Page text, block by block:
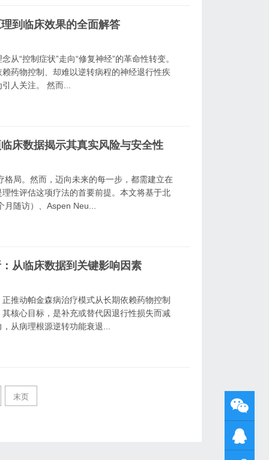
到临床效果的全面解答
“控制症状”走向“修复神经”的革命性转变。
药物控制、却难以逆转病程的神经退行性疾
人关注。 然而...
床数据揭示其真实风险与安全性
局。然而，迈向未来的每一步，都需建立在
性评估这项疗法的首要前提。本文将基于北
随访）、Aspen Neu...
从临床数据到关键影响因素
推动帕金森病治疗模式从长期依赖药物控制
核心目标，是补充或替代因退行性损失而减
从病理根源逆转功能衰退...
末页